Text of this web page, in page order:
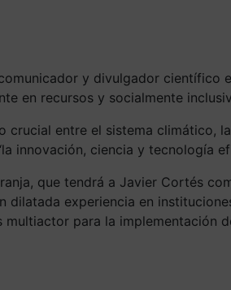
y divulgador
en recursos y socialmente
entre el sistema climático,
innovación, ciencia y tecnología
que tendrá a Javier Cortés
dilatada experiencia en
para la implementación